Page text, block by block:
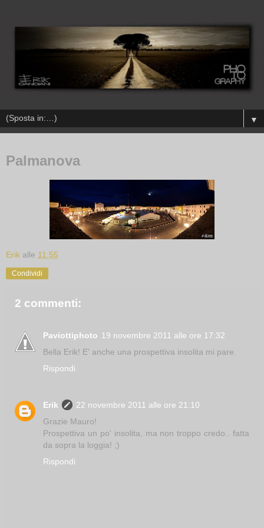
▼
Palmanova
Erik alle 11:55
Condividi
2 commenti:
Paviottiphoto 19 novembre 2011 alle ore 17:32
Bella Erik! E' anche una prospettiva insolita mi pare.
Rispondi
Erik
22 novembre 2011 alle ore 21:10
Grazie Mauro!
Prospettiva un po' insolita, ma non troppo credo.. fatta
da sopra la loggia! ;)
Rispondi